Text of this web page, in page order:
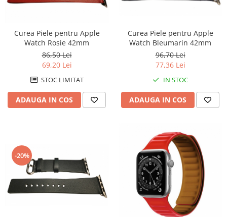
Curea Piele pentru Apple
Watch Rosie 42mm
86,50 Lei
69,20 Lei
STOC LIMITAT
ADAUGA IN COS
Curea Piele pentru Apple
Watch Bleumarin 42mm
96,70 Lei
77,36 Lei
IN STOC
ADAUGA IN COS
-20%